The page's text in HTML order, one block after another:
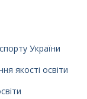
України
якості освіти